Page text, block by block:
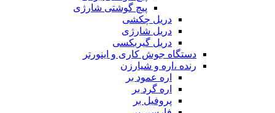
پیچ گوشتی شارژی
دریل چکشی
دریل شارژی
دریل گیربکسی
دستگاه جوش کاری و اینورتر
رنده ،اره و شیارزن
اره عمود بر
اره گرد بر
پروفیل بر